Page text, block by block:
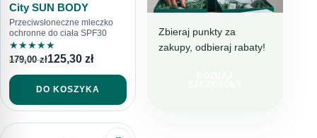
City SUN BODY
Przeciwsłoneczne mleczko
ochronne do ciała SPF30
★★★★★
179,00zł125,30 zł
DO KOSZYKA
DOTTORE CLUB
Zbieraj punkty za
zakupy, odbieraj rabaty!